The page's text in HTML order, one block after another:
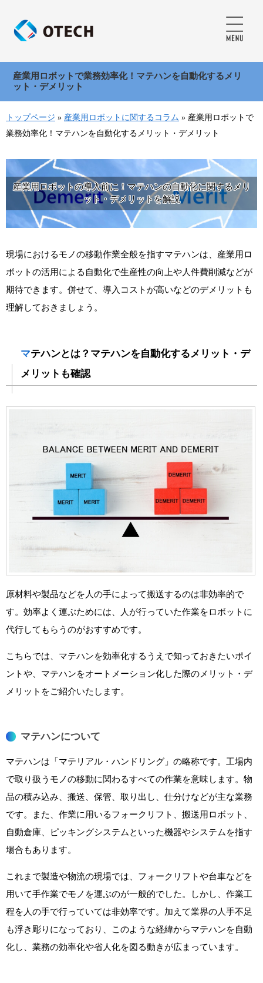
産業用ロボットで業務効率化！マテハンを自動化するメリ
ット・デメリット
トップページ » 産業用ロボットに関するコラム » 産業用ロボットで
業務効率化！マテハンを自動化するメリット・デメリット
産業用ロボットの導入前に！マテハンの自動化に関するメリ
ット・デメリットを解説
現場におけるモノの移動作業全般を指すマテハンは、産業用ロ
ボットの活用による自動化で生産性の向上や人件費削減などが
期待できます。併せて、導入コストが高いなどのデメリットも
理解しておきましょう。
マテハンとは？マテハンを自動化するメリット・デ
メリットも確認
原材料や製品などを人の手によって搬送するのは非効率的で
す。効率よく運ぶためには、人が行っていた作業をロボットに
代行してもらうのがおすすめです。
こちらでは、マテハンを効率化するうえで知っておきたいポイ
ントや、マテハンをオートメーション化した際のメリット・デ
メリットをご紹介いたします。
マテハンについて
マテハンは「マテリアル・ハンドリング」の略称です。工場内
で取り扱うモノの移動に関わるすべての作業を意味します。物
品の積み込み、搬送、保管、取り出し、仕分けなどが主な業務
です。また、作業に用いるフォークリフト、搬送用ロボット、
自動倉庫、ピッキングシステムといった機器やシステムを指す
場合もあります。
これまで製造や物流の現場では、フォークリフトや台車などを
用いて手作業でモノを運ぶのが一般的でした。しかし、作業工
程を人の手で行っていては非効率です。加えて業界の人手不足
も浮き彫りになっており、このような経緯からマテハンを自動
化し、業務の効率化や省人化を図る動きが広まっています。